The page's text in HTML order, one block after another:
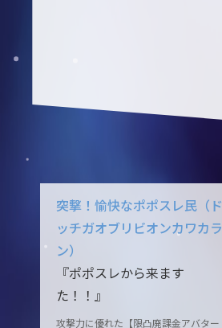
突撃！愉快なポポスレ民（ド
ッチガオブリビオンカワカラ
ン）
『ポポスレから来ます
た！！』
攻撃力に優れた【限凸廃課金アバター